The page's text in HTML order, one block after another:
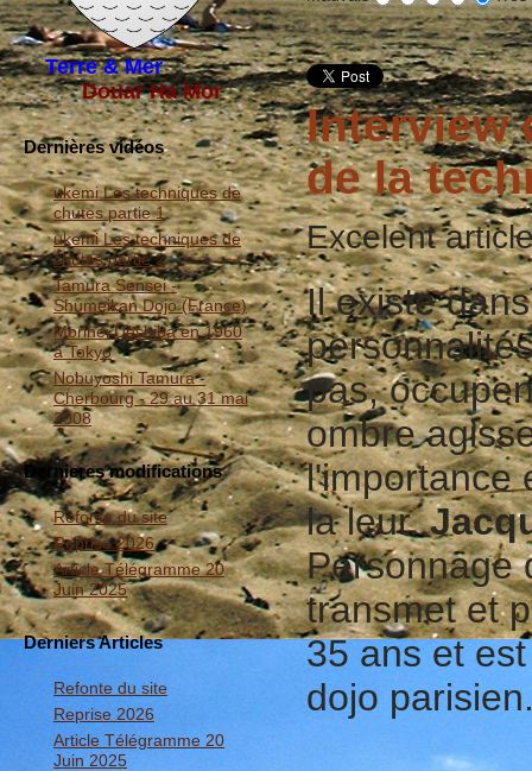
Terre & Mer
Douar Ha Mor
Dernières vidéos
ukemi Les techniques de
chutes partie 1
ukemi Les techniques de
chutes partie 2
Tamura Sensei -
Shumeikan Dojo (France)
Morihei Ueshiba en 1960
à Tokyo
Nobuyoshi Tamura -
Cherbourg - 29 au 31 mai
2008
Dernieres modifications
Refonte du site
Reprise 2026
Article Télégramme 20
Juin 2025
Derniers Articles
Refonte du site
Reprise 2026
Article Télégramme 20
Juin 2025
Interview
de la
Excelent
Il existe
pas,
ombre
l'importance
la leur.
Personnage
transmet et
35 ans et
dojo